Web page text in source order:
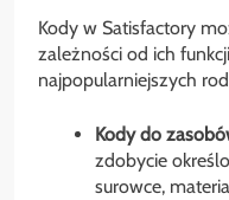
Kody w Satisfactory
zależności od ich
najpopularniejszych
Kody do
zdobycie
surowce,